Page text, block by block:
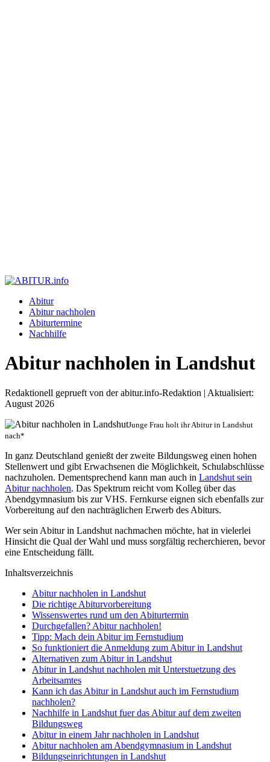
Abitur
Abitur nachholen
Abiturtermine
Nachhilfe
Abitur nachholen in Landshut
Redaktionell geprueft von der abitur.info-Redaktion | Aktualisiert:
August 2026
Junge Frau holt ihr Abitur in Landshut
nach*
In ganz Deutschland genießt der zweite Bildungsweg einen hohen
Stellenwert und gibt Erwachsenen die Möglichkeit, Schulabschlüsse
nachzuholen. Dementsprechend kann man auch in Landshut sein
Abitur nachholen. Das Spektrum reicht vom Kolleg über das
Abendgymnasium bis zur VHS. Fernkurse eignen sich ebenfalls zur
Vorbereitung auf den nachträglichen Erwerb des Abiturs.
Wer sein Abitur in Landshut nachmachen möchte, hat in vielerlei
Hinsicht die Qual der Wahl und muss sorgfältig recherchieren, bevor
eine Entscheidung fällt.
Inhaltsverzeichnis
Abitur nachholen in Landshut
Die richtige Abiturvorbereitung
Wissenswertes rund um den Abiturtermin
Durchgefallen? Abitur nachholen!
Tipp: Mach dein Abitur im Fernstudium
So funktioniert die Anmeldung zum Abitur in Landshut
Alternativen zum Abitur in Landshut
Abitur in Landshut nachholen mit Unterstuetzung des
Arbeitsamtes
Kann ich das Abitur in Landshut auch im Fernstudium
nachholen?
Nachhilfe in Landshut fuer das Abitur auf dem zweiten
Bildungsweg
Abitur in einem Jahr nachholen in Landshut
Abitur nachholen am Abendgymnasium in Landshut
Bildungseinrichtungen in Landshut